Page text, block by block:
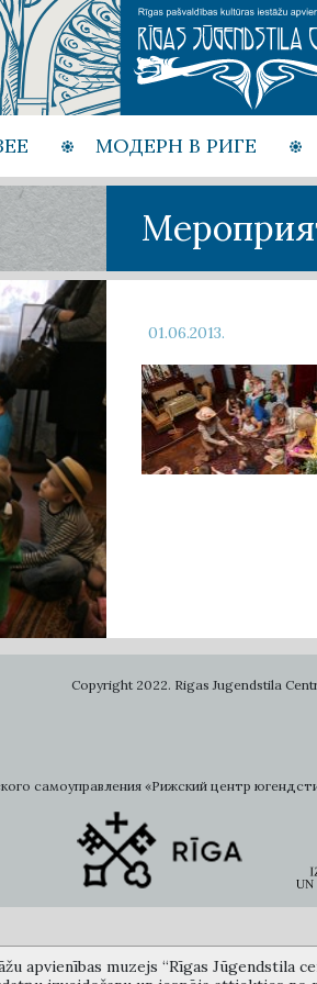
МОДЕРН В РИГЕ
01.06.2013.
Copyright 2022. Rigas Jugendstila
самоуправления «Рижский центр
apvienības muzejs “Rīgas Jūgendstila